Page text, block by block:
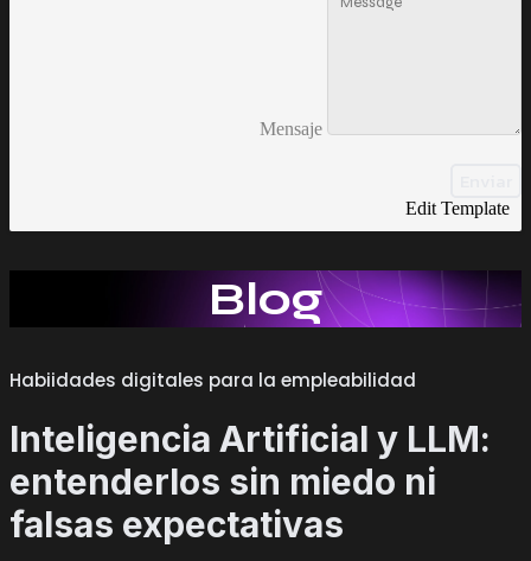
Mensaje
Edit Template
Blog
Habiidades digitales para la empleabilidad
Inteligencia Artificial y LLM:
entenderlos sin miedo ni
falsas expectativas